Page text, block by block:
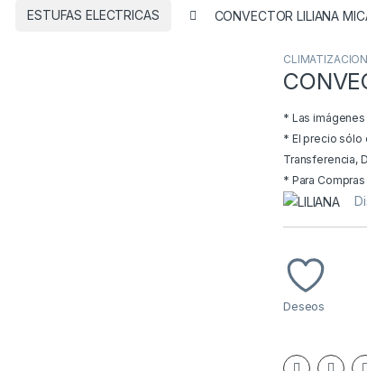
ESTUFAS ELECTRICAS CONVECTOR LILIANA
CLIMATIZACION
* Las
* El precio sólo
Transferencia,
* Para
Deseos